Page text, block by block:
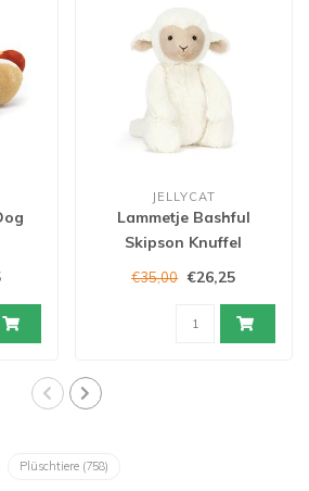
JELLYCAT
Lammetje Bashful
Skipson Knuffel
€35,00 €26,25
Plüschtiere (758)